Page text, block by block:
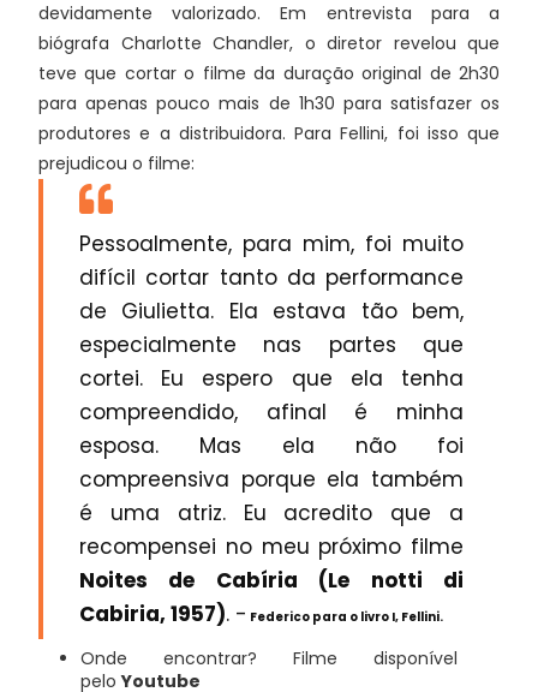
devidamente valorizado. Em entrevista para a
biógrafa Charlotte Chandler, o diretor revelou que
teve que cortar o filme da duração original de 2h30
para apenas pouco mais de 1h30 para satisfazer os
produtores e a distribuidora. Para Fellini, foi isso que
prejudicou o filme:
Pessoalmente, para mim, foi muito
difícil cortar tanto da performance
de Giulietta. Ela estava tão bem,
especialmente nas partes que
cortei. Eu espero que ela tenha
compreendido, afinal é minha
esposa. Mas ela não foi
compreensiva porque ela também
é uma atriz. Eu acredito que a
recompensei no meu próximo filme
Noites de Cabíria (Le notti di
Cabiria, 1957). - Federico para o livro I, Fellini.
Onde encontrar? Filme disponível
peloYoutube